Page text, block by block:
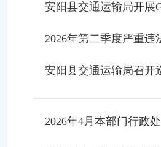
安阳县交通运输局开展
2026年第二季度严重
安阳县交通运输局召开
2026年4月本部门行政